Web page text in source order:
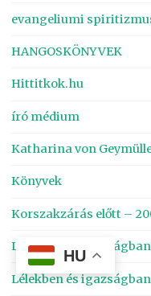
evangeliumi
HANGOSKÖNYVEK
Hittitkok.hu
író médium
Katharina von
Könyvek
Korszakzárás előtt –
Lélekben és
Lélekben és
HU